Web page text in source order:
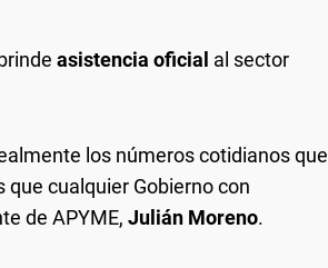
asistencia oficial al sector
los números cotidianos que
cualquier Gobierno con
de APYME, Julián Moreno.